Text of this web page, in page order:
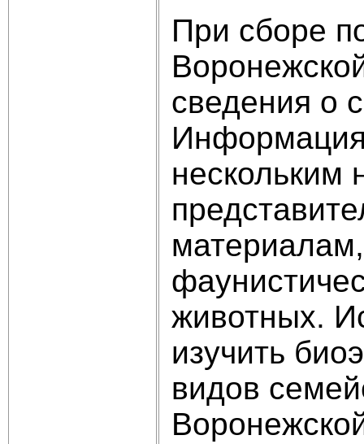
При сборе
сведения о
нескольким
животных.
изучить
видов